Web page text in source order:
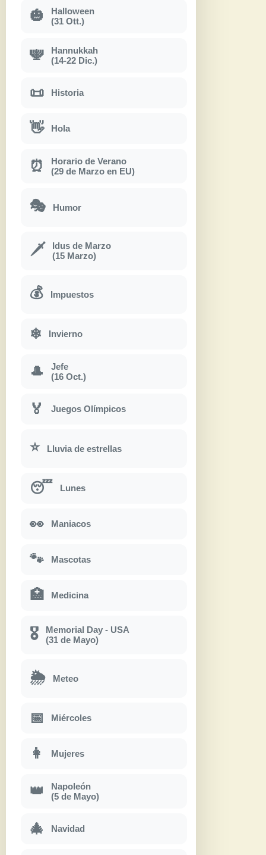
🎃
Halloween
(31 Ott.)
🕎
Hannukkah
(14-22 Dic.)
📜 Historia
👋 Hola
⏰
Horario de Verano
(29 de Marzo en EU)
🎭 Humor
🗡
Idus de Marzo
(15 Marzo)
💰 Impuestos
❄ Invierno
🎩
Jefe
(16 Oct.)
🏅 Juegos Olímpicos
⭐ Lluvia de estrellas
😴 Lunes
👀 Maniacos
🐾 Mascotas
🏥 Medicina
🎖
Memorial Day - USA
(31 de Mayo)
🌦 Meteo
📅 Miércoles
👩 Mujeres
👑
Napoleón
(5 de Mayo)
🎄 Navidad